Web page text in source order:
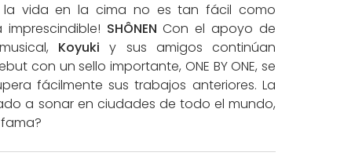
la vida en la cima no es tan fácil como
SHÔNEN Con el apoyo de
Koyuki y sus amigos continúan
con un sello importante, ONE BY ONE, se
fácilmente sus trabajos anteriores. La
a sonar en ciudades de todo el mundo,